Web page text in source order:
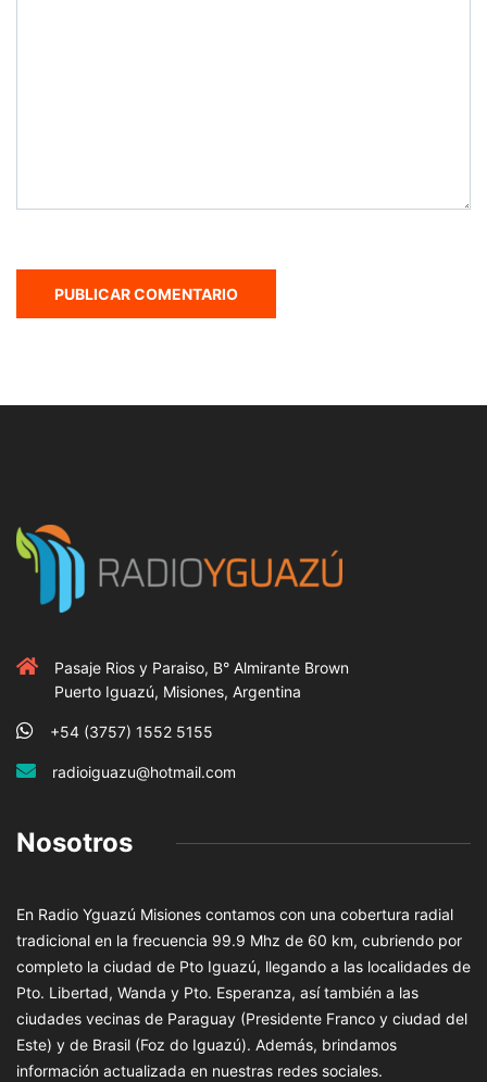
Pasaje Rios y Paraiso, B° Almirante Brown
Puerto Iguazú, Misiones, Argentina
+54 (3757) 1552 5155
radioiguazu@hotmail.com
Nosotros
En Radio Yguazú Misiones contamos con una cobertura radial
tradicional en la frecuencia 99.9 Mhz de 60 km, cubriendo por
completo la ciudad de Pto Iguazú, llegando a las localidades de
Pto. Libertad, Wanda y Pto. Esperanza, así también a las
ciudades vecinas de Paraguay (Presidente Franco y ciudad del
Este) y de Brasil (Foz do Iguazú). Además, brindamos
información actualizada en nuestras redes sociales.